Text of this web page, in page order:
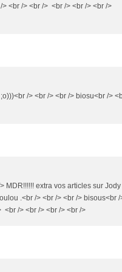
<br /> <br /> <br /> <br /> <br />
/> <br /> <br /> biosu<br />
MDR!!!!!! extra vos articles sur Jody ,
.<br /> <br /> <br /> bisous<br /
<br /> <br /> <br /> <br />